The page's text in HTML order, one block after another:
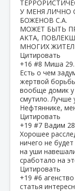
У МЕНЯ ЛИЧНО
БОЖЕНОВ С.А.
МОЖЕТ БЫТЬ
АКТА,
МНОГИХ
Цитировать
+16 #8 Миша
Есть о чем
жертвой
вообще домик у
смутило. Лучше
Нефтяннике,
Цитировать
+19 #7 Вадим
Хорошее
ничего не
на уши
сработало на
Цитировать
+19 #6 агенство
статья